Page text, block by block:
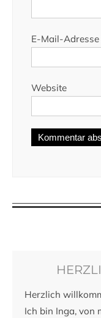
E-Mail-Adresse
Website
Herzlich
Ich bin Inga, von